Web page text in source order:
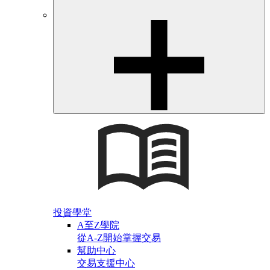
投資學堂
A至Z學院
從A-Z開始掌握交易
幫助中心
交易支援中心